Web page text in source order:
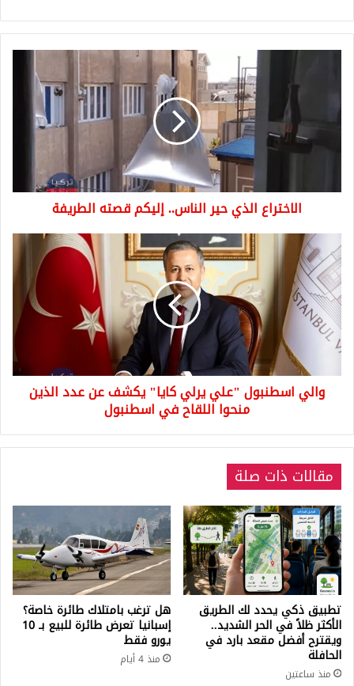
الناس..
إليكم
الطريفة
الاختراع الذي حير الناس.. إليكم قصته الطريفة
والي
اسطنبول
"علي
يرلي
كايا"
يكشف
عن
عدد
الذين
منحوا
اسطنبول
والي اسطنبول "علي يرلي كايا" يكشف عن عدد الذين
منحوا اللقاح في اسطنبول
مقالات ذات صلة
تطبيق ذكي يحدد لك الطريق
الأكثر ظلاً في الحر الشديد..
ويقترح أفضل مقعد بارد في
الحافلة
منذ ساعتين
هل ترغب بامتلاك طائرة خاصة؟
إسبانيا تعرض طائرة للبيع بـ 10
يورو فقط
منذ 4 أيام